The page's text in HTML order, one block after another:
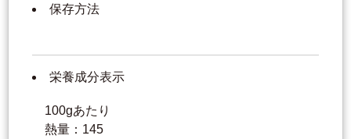
保存方法
栄養成分表示
100gあたり
熱量：145